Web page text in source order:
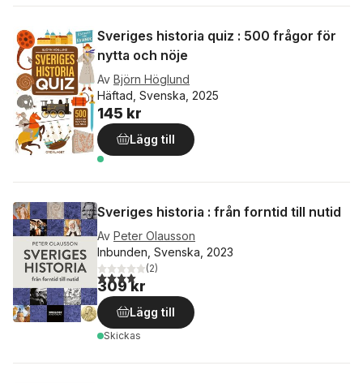
Sveriges historia quiz : 500 frågor för
nytta och nöje
Av Björn Höglund
Häftad, Svenska, 2025
145 kr
Lägg till
Sveriges historia : från forntid till nutid
Av Peter Olausson
Inbunden, Svenska, 2023
4,0utav 5 stjärnor. Totalt antal röster:
(2)
309 kr
Lägg till
Skickas